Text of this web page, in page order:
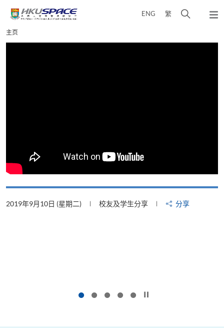
content
ENG 繁
弹
Main
content
主页
分享 2019年8月22日 (星期四) 校友及学生分享